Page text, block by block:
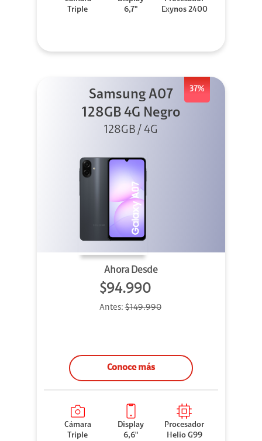
Triple
6,7"
Exynos 2400
37%
Samsung A07
128GB 4G Negro
128GB / 4G
Ahora Desde
$94.990
Antes:$149.990
Conoce más
Cámara
Triple
Display
6,6"
Procesador
Helio G99